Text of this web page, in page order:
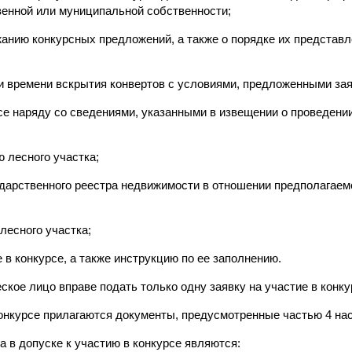
или муниципальной собственности;
конкурсных предложений, а также о порядке их
времени вскрытия конвертов с условиями, предложенными
наряду со сведениями, указанными в извещении о
участка;
реестра недвижимости в отношении
участка;
конкурсе, а также инструкцию по ее заполнению.
лицо вправе подать только одну заявку на участие в
прилагаются документы, предусмотренные частью 4
в допуске к участию в конкурсе являются: